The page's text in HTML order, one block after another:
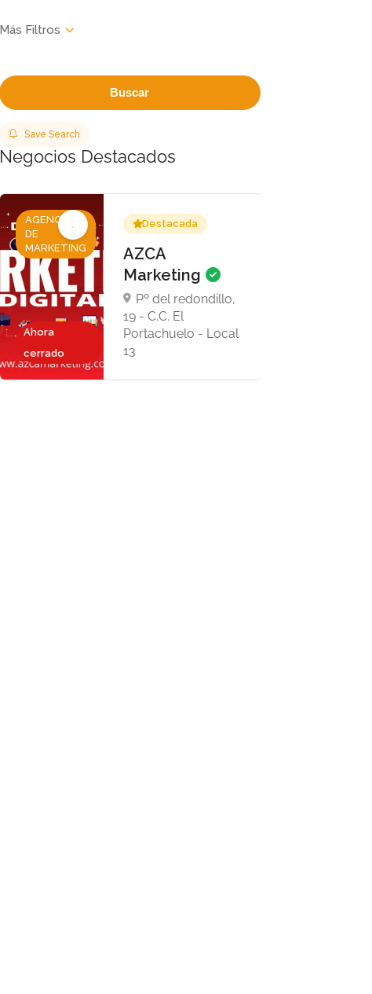
Buscar
Save Search
Negocios Destacados
Ahora
cerrado
AGENCIAS
DE
MARKETING
Destacada
AZCA
Marketing
Pº del redondillo,
19 - C.C. El
Portachuelo - Local
13